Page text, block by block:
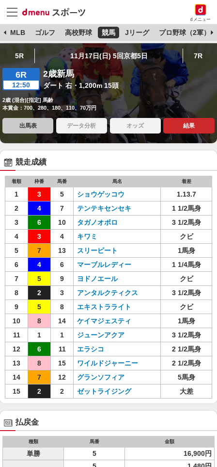
dメニュー
MLB ゴルフ 高校野球 競馬 Jリーグ プロ野球（2軍）
5R 11月17日(日) 5回京都5日 7R
6R
12:50
2歳新馬
ダート 右・1,200m 15頭
2歳 (混合)[指定] 馬齢
本賞金：700、280、180、110、70万円
出馬表 データ分析 オッズ 結果
競走成績
着順 枠番 馬番 馬名 着差
1 3 5 ショウゲッコウ
1.13.7
2
4 7 テンテキセンセキ
1 1/2馬身
3
6 10 タガノオボロ
3 1/2馬身
4
3 4 キワミ
クビ
5
7 13 スリーピート
1馬身
6
4 6 マーブルレディー
1 1/4馬身
7
5 9 ヨドノエール
クビ
8
2 3 アンタルクティクス
3 1/2馬身
9
5 8 エキストラライト
クビ
10
8 14 ケイマジェスティ
1馬身
11
1 1 ジューンアクア
3 1/2馬身
12
6 11 エラシコ
2 1/2馬身
13
8 15 ワイルドジャーニー
2 1/2馬身
14
7 12 グランソフィア
5馬身
15
2 2 ゼットライジング 大差
払戻金
種類 馬番 金額
単勝 5 16,900円